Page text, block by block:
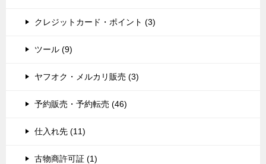
クレジットカード・ポイント (3)
ツール (9)
ヤフオク・メルカリ販売 (3)
予約販売・予約転売 (46)
仕入れ先 (11)
古物商許可証 (1)